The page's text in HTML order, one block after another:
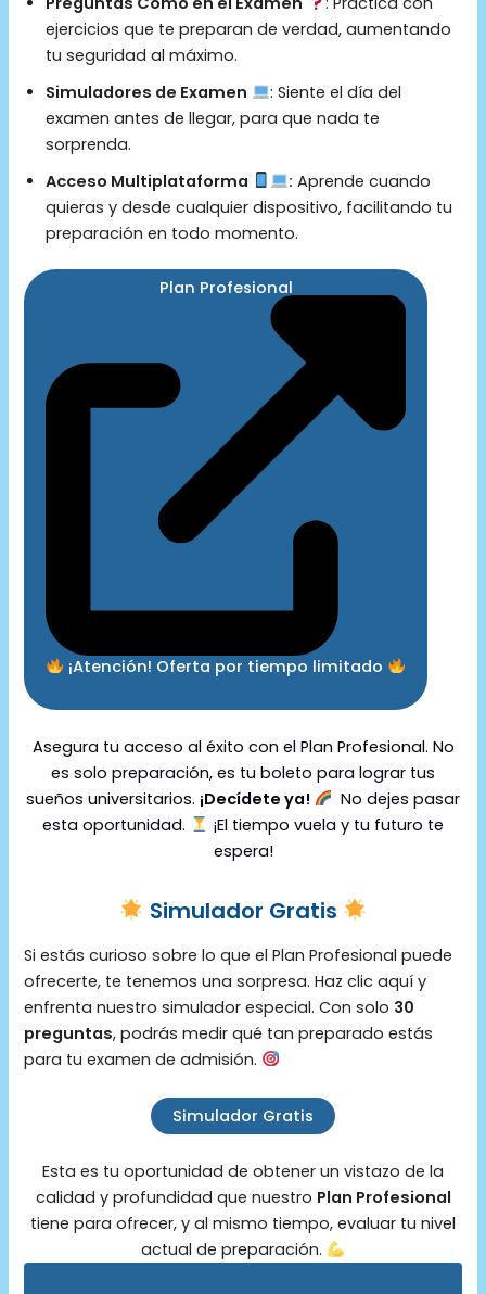
ejercicios que te preparan de verdad, aumentando
tu seguridad al máximo.
Simuladores de Examen
: Siente el día del
examen antes de llegar, para que nada te
sorprenda.
Acceso Multiplataforma
: Aprende cuando
quieras y desde cualquier dispositivo, facilitando tu
preparación en todo momento.
Plan Profesional
¡Atención! Oferta por tiempo limitado
Asegura tu acceso al éxito con el Plan Profesional. No
es solo preparación, es tu boleto para lograr tus
sueños universitarios. ¡Decídete ya!
No dejes pasar
esta oportunidad.
¡El tiempo vuela y tu futuro te
espera!
Simulador Gratis
Si estás curioso sobre lo que el Plan Profesional puede
ofrecerte, te tenemos una sorpresa. Haz clic aquí y
enfrenta nuestro simulador especial. Con solo 30
preguntas, podrás medir qué tan preparado estás
para tu examen de admisión.
Simulador Gratis
Esta es tu oportunidad de obtener un vistazo de la
calidad y profundidad que nuestro Plan Profesional
tiene para ofrecer, y al mismo tiempo, evaluar tu nivel
actual de preparación.